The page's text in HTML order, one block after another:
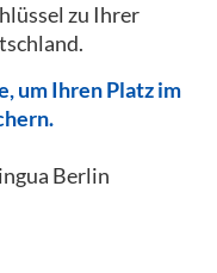
zu Ihrer
um Ihren Platz im
Berlin